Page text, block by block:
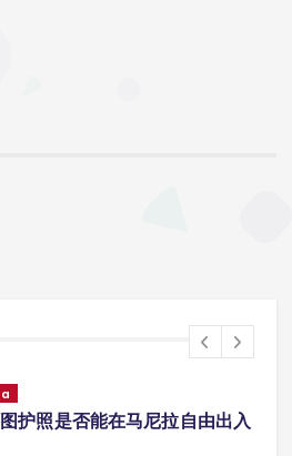
图护照是否能在马尼拉使用国际
册？